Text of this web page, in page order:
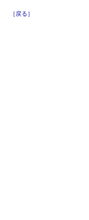
［戻る］